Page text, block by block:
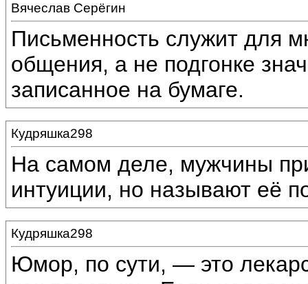
Вячеслав Серёгин
Письменность служит для
общения, а не подгонке
записанное на бумаге.
Кудряшка298
На самом деле, мужчины
интуиции, но называют её
Кудряшка298
Юмор, по сути, — это